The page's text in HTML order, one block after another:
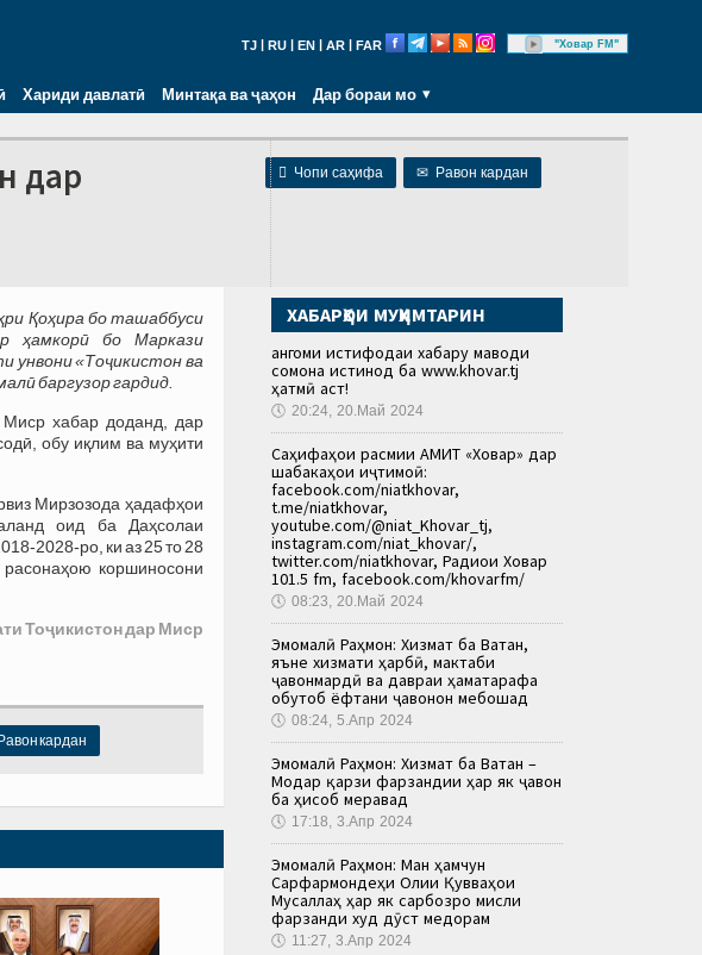
TJ RU EN AR FAR "Ховар FM"
Хариди давлатӣ Минтақа ва ҷаҳон Дар бораи мо
 Чопи саҳифа ✉ Равон кардан
дар
Қоҳира бо ташаббуси
ҳамкорӣ бо Маркази
унвони «Тоҷикистон ва
баргузор гардид.
хабар доданд, дар
обу иқлим ва муҳити
Мирзозода ҳадафҳои
оид ба Даҳсолаи
2028-ро, ки аз 25 то 28
коршиносони
Тоҷикистон дар Миср
Равон кардан
ХАБАРҲОИ МУҲИМТАРИН
Ҳангоми истифодаи хабару маводи
сомона истинод ба www.khovar.tj
ҳатмӣ аст!
🕔 20:24, 20.Май 2024
Саҳифаҳои расмии АМИТ «Ховар» дар
шабакаҳои иҷтимоӣ:
facebook.com/niatkhovar,
t.me/niatkhovar,
youtube.com/@niat_Khovar_tj,
instagram.com/niat_khovar/,
twitter.com/niatkhovar, Радиои Ховар
101.5 fm, facebook.com/khovarfm/
🕔 08:23, 20.Май 2024
Эмомалӣ Раҳмон: Хизмат ба Ватан,
яъне хизмати ҳарбӣ, мактаби
ҷавонмардӣ ва давраи ҳаматарафа
обутоб ёфтани ҷавонон мебошад
🕔 08:24, 5.Апр 2024
Эмомалӣ Раҳмон: Хизмат ба Ватан –
Модар қарзи фарзандии ҳар як ҷавон
ба ҳисоб меравад
🕔 17:18, 3.Апр 2024
Эмомалӣ Раҳмон: Ман ҳамчун
Сарфармондеҳи Олии Қувваҳои
Мусаллаҳ ҳар як сарбозро мисли
фарзанди худ дӯст медорам
🕔 11:27, 3.Апр 2024